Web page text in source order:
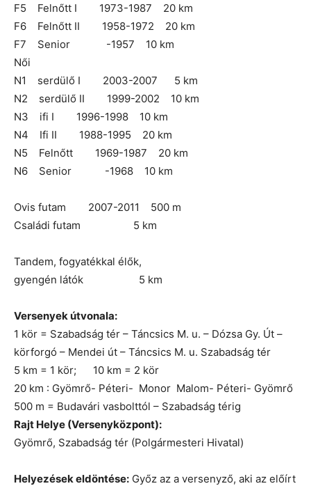
F5 Felnőtt I 1973-1987 20 km
F6 Felnőtt II 1958-1972 20 km
F7 Senior -1957 10 km
Női
N1 serdülő I 2003-2007 5 km
N2 serdülő II 1999-2002 10 km
N3 ifi I 1996-1998 10 km
N4 Ifi II 1988-1995 20 km
N5 Felnőtt 1969-1987 20 km
N6 Senior -1968 10 km
Ovis futam 2007-2011 500 m
Családi futam 5 km
Tandem, fogyatékkal élők,
gyengén látók 5 km
Versenyek útvonala:
1 kör = Szabadság tér – Táncsics M. u. – Dózsa Gy. Út –
körforgó – Mendei út – Táncsics M. u. Szabadság tér
5 km = 1 kör; 10 km = 2 kör
20 km : Gyömrő- Péteri- Monor Malom- Péteri- Gyömrő
500 m = Budavári vasbolttól – Szabadság térig
Rajt Helye (Versenyközpont):
Gyömrő, Szabadság tér (Polgármesteri Hivatal)
Helyezések eldöntése: Győz az a versenyző, aki az előírt